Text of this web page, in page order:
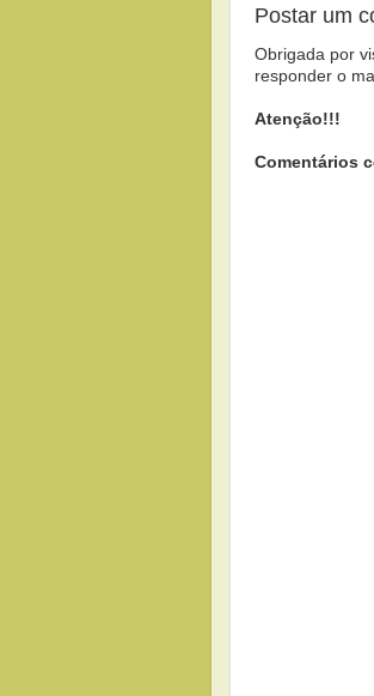
Postar um
Obrigada por
responder o
Atenção!!!
Comentários